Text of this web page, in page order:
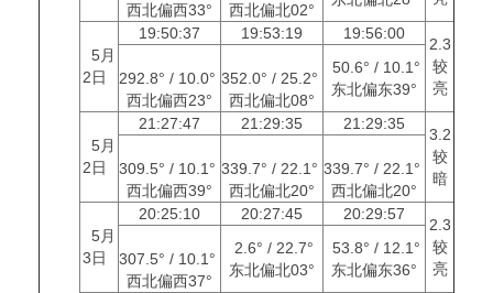
西北偏西33°
西北偏北02°
5月
2日
19:50:37 19:53:19 19:56:00
2.3
较
亮
292.8° / 10.0°
西北偏西23°
352.0° / 25.2°
西北偏北08°
50.6° / 10.1°
东北偏东39°
5月
2日
21:27:47 21:29:35 21:29:35
3.2
较
暗
309.5° / 10.1°
西北偏西39°
339.7° / 22.1°
西北偏北20°
339.7° / 22.1°
西北偏北20°
5月
3日
20:25:10 20:27:45 20:29:57
2.3
较
亮
307.5° / 10.1°
西北偏西37°
2.6° / 22.7°
东北偏北03°
53.8° / 12.1°
东北偏东36°